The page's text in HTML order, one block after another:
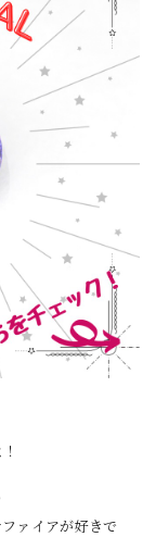
ァイアが好きで